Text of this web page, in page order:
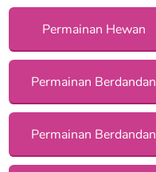
Permainan Hewan
Permainan Berdandan
Permainan Berdandan